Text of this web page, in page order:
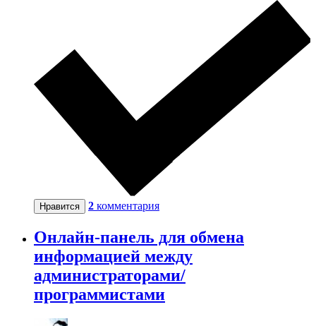
Нравится 2 комментария
Онлайн-панель для обмена
информацией между
администраторами/
программистами